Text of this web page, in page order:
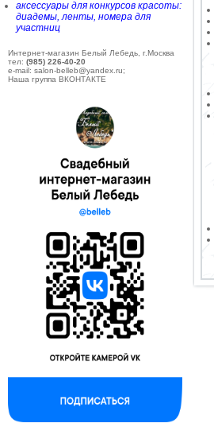
аксессуары для конкурсов красоты:
диадемы, ленты, номера для
участниц
Интернет-магазин Белый Лебедь, г.Москва
тел: (985) 226-40-20
e-mail: salon-belleb@yandex.ru;
Наша группа ВКОНТАКТЕ